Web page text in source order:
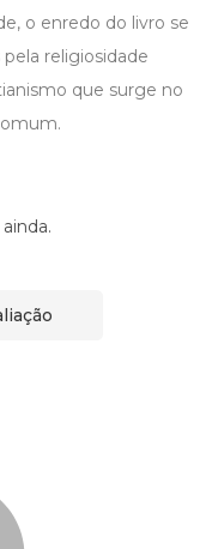
o enredo do livro se
religiosidade
que surge no